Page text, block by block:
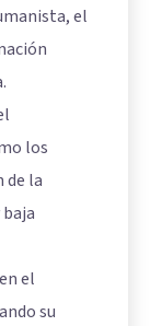
el
los
de la
el
su